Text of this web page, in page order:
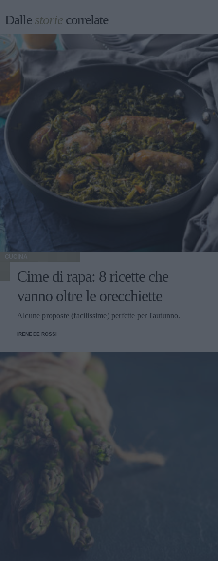
Dallestoriecorrelate
CUCINA
Cime di rapa: 8 ricette che
vanno oltre le orecchiette
Alcune proposte (facilissime) perfette per l'autunno.
IRENE DE ROSSI